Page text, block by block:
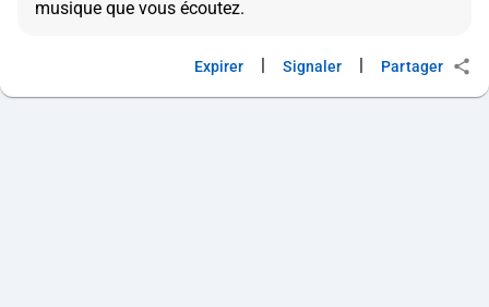
Expirer Signaler Partager